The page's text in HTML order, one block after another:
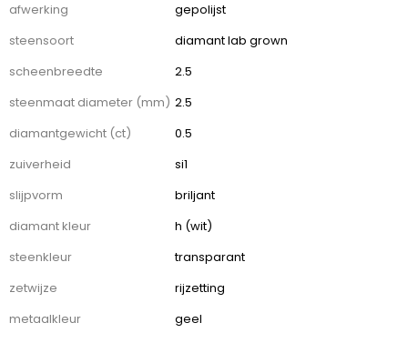
afwerking
gepolijst
steensoort
diamant lab grown
scheenbreedte
2.5
steenmaat diameter (mm) 2.5
diamantgewicht (ct)
0.5
zuiverheid
si1
slijpvorm
briljant
diamant kleur
h (wit)
steenkleur
transparant
zetwijze
rijzetting
metaalkleur
geel